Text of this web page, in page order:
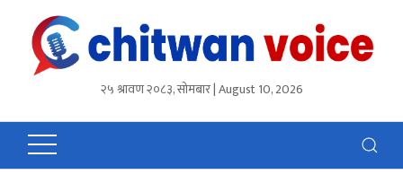
२५ श्रावण २०८३, सोमबार | August 10, 2026